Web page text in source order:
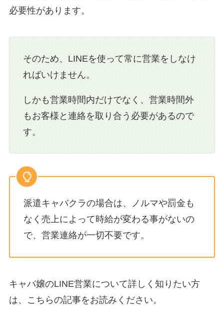
必要性があります。
そのため、LINEを使って常に営業をしなけ
ればいけません。
しかも営業時間内だけでなく、営業時間外
もお客様と連絡を取り合う必要があるので
す。
派遣キャバクラの場合は、ノルマや罰金も
なく売上によって時給が変わる事がないの
で、営業連絡が一切不要です。
キャバ嬢のLINE営業について詳しく知りたい方
は、こちらの記事をお読みください。